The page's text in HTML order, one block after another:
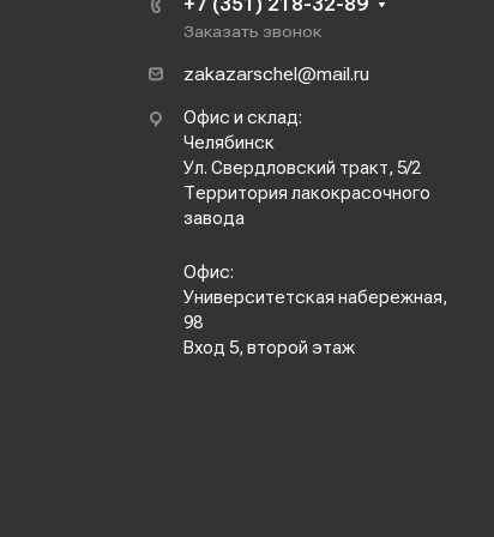
Заказать звонок
zakazarschel@mail.ru
Офис и склад:
Челябинск
Ул. Свердловский тракт, 5/2
Территория лакокрасочного
завода
Офис:
Университетская набережная,
98
Вход 5, второй этаж